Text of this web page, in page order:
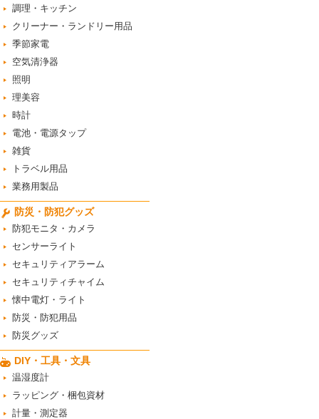
調理・キッチン
クリーナー・ランドリー用品
季節家電
空気清浄器
照明
理美容
時計
電池・電源タップ
雑貨
トラベル用品
業務用製品
防災・防犯グッズ
防犯モニタ・カメラ
センサーライト
セキュリティアラーム
セキュリティチャイム
懐中電灯・ライト
防災・防犯用品
防災グッズ
DIY・工具・文具
温湿度計
ラッピング・梱包資材
計量・測定器